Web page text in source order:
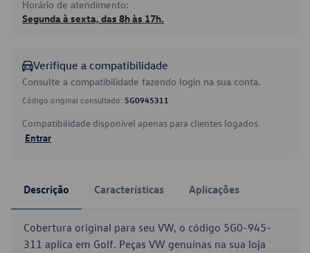
Horário de atendimento:
Segunda à sexta, das 8h às 17h.
Verifique a compatibilidade
Consulte a compatibilidade fazendo login na sua conta.
Código original consultado: 5G0945311
Compatibilidade disponível apenas para clientes logados.
Entrar
Descrição Características Aplicações
Cobertura original para seu VW, o código 5G0-945-
311 aplica em Golf. Peças VW genuínas na sua loja